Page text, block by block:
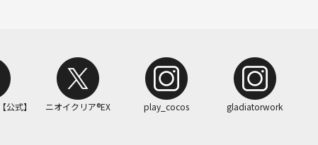
公式】 ニオイクリア®EX play_cocos gladiatorwork